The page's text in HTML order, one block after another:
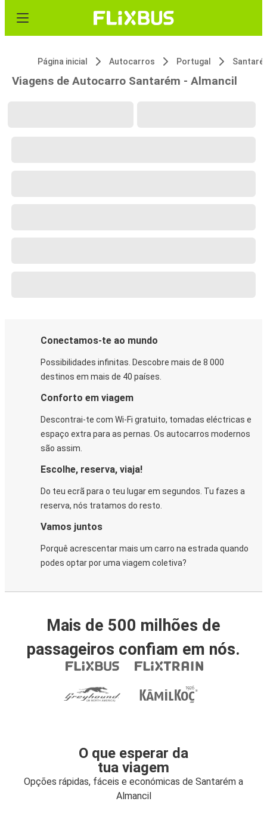
Página inicial Autocarros Portugal
Viagens de Autocarro Santarém - Almancil
Conectamos-te ao mundo
Possibilidades infinitas. Descobre mais de 8 000
destinos em mais de 40 países.
Conforto em viagem
Descontrai-te com Wi-Fi gratuito, tomadas eléctricas e
espaço extra para as pernas. Os autocarros modernos
são assim.
Escolhe, reserva, viaja!
Do teu ecrã para o teu lugar em segundos. Tu fazes a
reserva, nós tratamos do resto.
Vamos juntos
Porquê acrescentar mais um carro na estrada quando
podes optar por uma viagem coletiva?
Mais de 500 milhões de
passageiros confiam em nós.
O que esperar da
tua viagem
Opções rápidas, fáceis e económicas de Santarém a
Almancil